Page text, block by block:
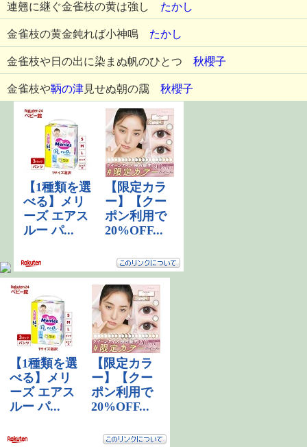
連翹に継ぐ金雀枝の黄は強し たかし
金雀枝の黄金鈍れば小神鳴 たかし
金雀枝や日の出に染まぬ帆のひとつ 秋櫻子
金雀枝や鞆の津見せぬ朝の靄 秋櫻子